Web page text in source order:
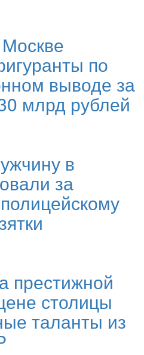
по
выводе за
млрд рублей
в
за
престижной
столицы
таланты из